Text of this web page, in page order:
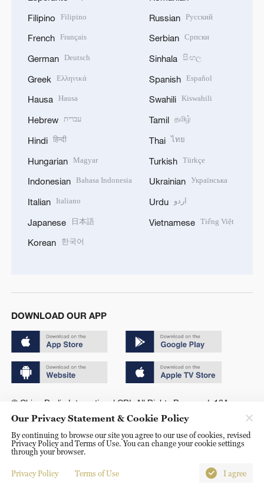
Filipino Filipino
French Français
German Deutsch
Greek Ελληνικά
Hausa Hausa
Hebrew עברית
Hindi हिन्दी
Hungarian Magyar
Indonesian Bahasa Indonesia
Italian Italiano
Japanese 日本語
Korean 한국어
Russian Русский
Serbian Српски
Sinhala සිංහල
Spanish Español
Swahili Kiswahili
Tamil தமிழ்
Thai ไทย
Turkish Türkçe
Ukrainian Українська
Urdu اردو
Vietnamese Tiếng Việt
DOWNLOAD OUR APP
© China Radio International.CRI. All Rights Reserved. 16A
Shijingshan Road, Beijing, China. 100040
Our Privacy Statement & Cookie Policy
By continuing to browse our site you agree to our use of cookies, revised
Privacy Policy and Terms of Use. You can change your cookie settings
through your browser.
Privacy Policy Terms of Use I agree